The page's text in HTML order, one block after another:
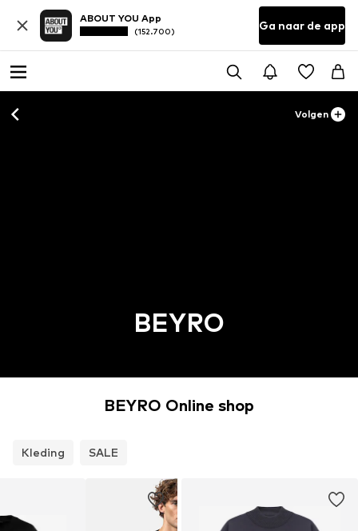
ABOUT YOU App
(152.700) Ga naar de app
Volgen
BEYRO
BEYRO Online shop
Kleding SALE